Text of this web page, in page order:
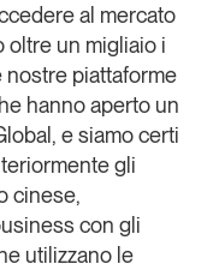
al mercato
oltre un migliaio i
nostre piattaforme
hanno aperto un
e siamo certi
gli
cinese,
con gli
utilizzano le